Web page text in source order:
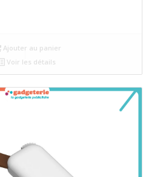
Ajouter au panier
Voir les détails